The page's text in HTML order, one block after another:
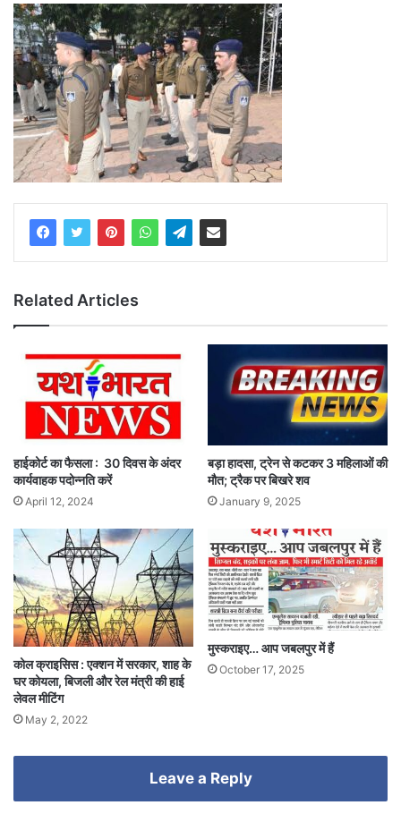
Related Articles
हाईकोर्ट का फैसला : 30 दिवस के अंदर
कार्यवाहक पदोन्नति करें
April 12, 2024
बड़ा हादसा, ट्रेन से कटकर 3 महिलाओं की
मौत; ट्रैक पर बिखरे शव
January 9, 2025
कोल क्राइसिस : एक्शन में सरकार, शाह के
घर कोयला, बिजली और रेल मंत्री की हाई
लेवल मीटिंग
May 2, 2022
मुस्कराइए… आप जबलपुर में हैं
October 17, 2025
Leave a Reply